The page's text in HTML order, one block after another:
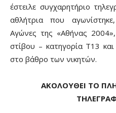
έστειλε συγχαρητήριο
αθλήτρια που
Αγώνες της «Αθήνας
στίβου – κατηγορία Τ13
στο βάθρο των νικητών.
ΑΚΟΛΟΥΘΕΙ ΤΟ